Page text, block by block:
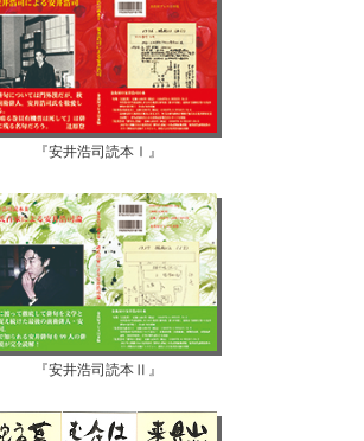
『安井浩司読本Ⅰ』
『安井浩司読本Ⅱ』